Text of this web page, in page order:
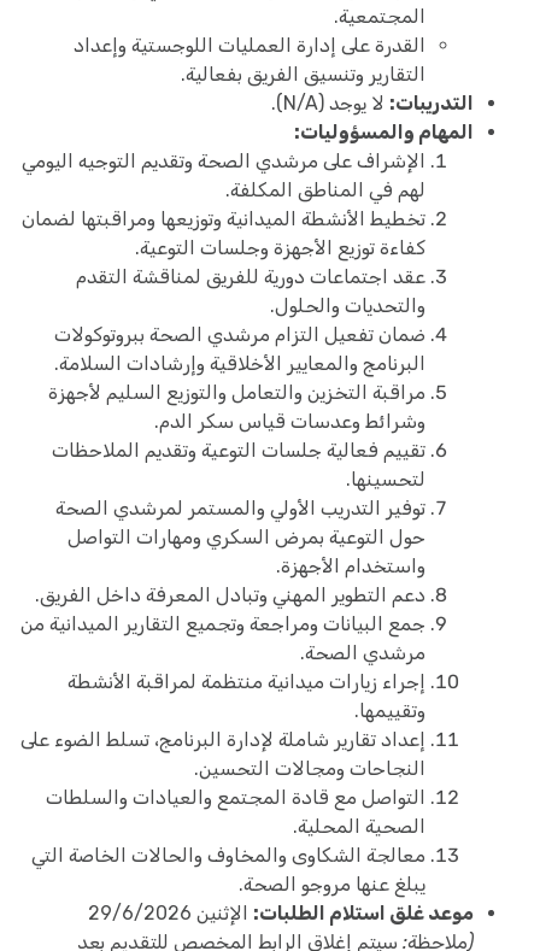
المجتمعية.
القدرة على إدارة العمليات اللوجستية وإعداد
التقارير وتنسيق الفريق بفعالية.
التدريبات: لا يوجد (N/A).
المهام والمسؤوليات:
الإشراف على مرشدي الصحة وتقديم التوجيه اليومي
لهم في المناطق المكلفة.
تخطيط الأنشطة الميدانية وتوزيعها ومراقبتها لضمان
كفاءة توزيع الأجهزة وجلسات التوعية.
عقد اجتماعات دورية للفريق لمناقشة التقدم
والتحديات والحلول.
ضمان تفعيل التزام مرشدي الصحة ببروتوكولات
البرنامج والمعايير الأخلاقية وإرشادات السلامة.
مراقبة التخزين والتعامل والتوزيع السليم لأجهزة
وشرائط وعدسات قياس سكر الدم.
تقييم فعالية جلسات التوعية وتقديم الملاحظات
لتحسينها.
توفير التدريب الأولي والمستمر لمرشدي الصحة
حول التوعية بمرض السكري ومهارات التواصل
واستخدام الأجهزة.
دعم التطوير المهني وتبادل المعرفة داخل الفريق.
جمع البيانات ومراجعة وتجميع التقارير الميدانية من
مرشدي الصحة.
إجراء زيارات ميدانية منتظمة لمراقبة الأنشطة
وتقييمها.
إعداد تقارير شاملة لإدارة البرنامج، تسلط الضوء على
النجاحات ومجالات التحسين.
التواصل مع قادة المجتمع والعيادات والسلطات
الصحية المحلية.
معالجة الشكاوى والمخاوف والحالات الخاصة التي
يبلغ عنها مروجو الصحة.
موعد غلق استلام الطلبات: الإثنين 29/6/2026
(ملاحظة: سيتم إغلاق الرابط المخصص للتقديم بعد